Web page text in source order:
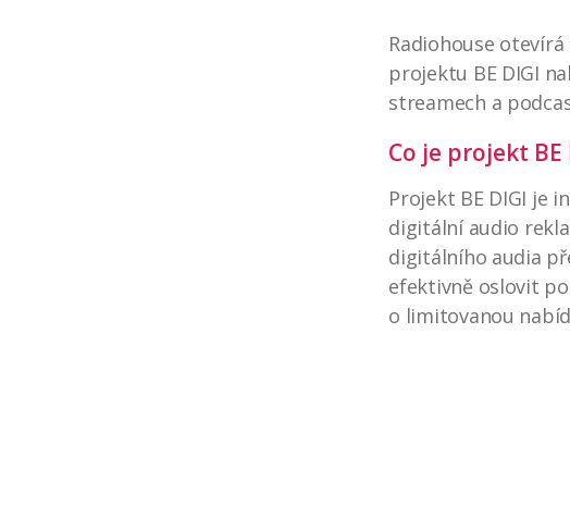
Radiohouse
projektu BE DIGI
streamech a
Co je projekt BE
Projekt BE DIGI je
digitální audio
digitálního audia
efektivně oslovit
o limitovanou